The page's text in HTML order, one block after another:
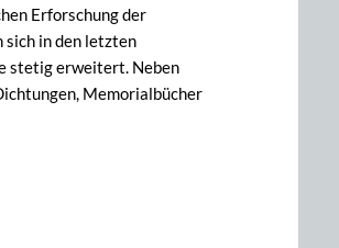
Erforschung der
sich in den letzten
stetig erweitert. Neben
Memorialbücher